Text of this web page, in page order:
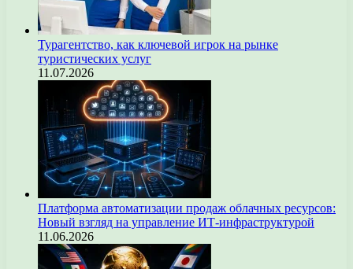
Турагентство, как ключевой игрок на рынке
туристических услуг
11.07.2026
Платформа автоматизации продаж облачных ресурсов:
Новый взгляд на управление ИТ-инфраструктурой
11.06.2026